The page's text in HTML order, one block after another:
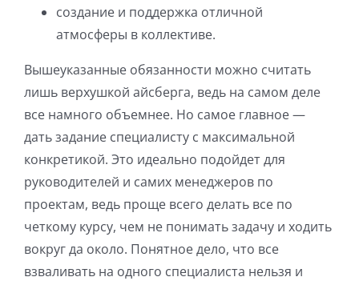
создание и поддержка отличной
атмосферы в коллективе.
Вышеуказанные обязанности можно считать
лишь верхушкой айсберга, ведь на самом деле
все намного объемнее. Но самое главное —
дать задание специалисту с максимальной
конкретикой. Это идеально подойдет для
руководителей и самих менеджеров по
проектам, ведь проще всего делать все по
четкому курсу, чем не понимать задачу и ходить
вокруг да около. Понятное дело, что все
взваливать на одного специалиста нельзя и